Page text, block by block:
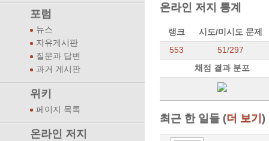
포럼
뉴스
자유게시판
질문과 답변
과거 게시판
위키
페이지 목록
온라인 저지
온라인 저지 통계
랭크
시도/미시도 문제
553
51/297
채점 결과 분포
최근 한 일들 (더 보기)